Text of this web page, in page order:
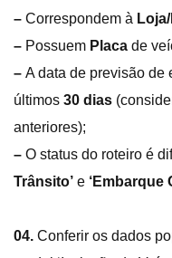
– Correspondem à
– Possuem Placa de
– A data de previsão de
últimos 30 dias
anteriores);
– O status do roteiro é
Trânsito’ e ‘Embarque
04. Conferir os dados